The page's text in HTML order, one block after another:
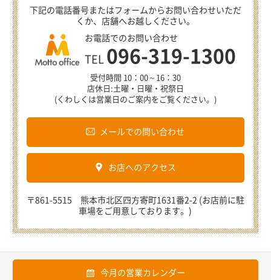
下記の電話番号またはフォームからお問い合わせいただ
くか、店舗へお越しください。
お電話でのお問い合わせ
TEL 096-319-1300
受付時間 10：00～16：30
店休日:土曜・日曜・祝祭日
(くわしくは営業日のご案内をご覧ください。)
メールでの問い合わせ
お店へのアクセス
〒861-5515 熊本市北区四方寄町1631番2-2 (お店前に駐
車場をご用意しております。)
今月の営業カレンダー